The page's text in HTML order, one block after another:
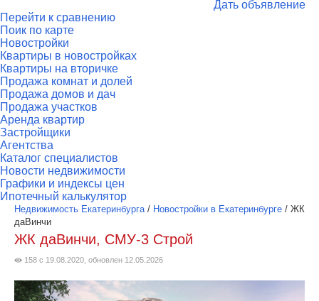
Дать объявление
Перейти к сравнению
Поик по карте
Новостройки
Квартиры в новостройках
Квартиры на вторичке
Продажа комнат и долей
Продажа домов и дач
Продажа участков
Аренда квартир
Застройщики
Агентства
Каталог специалистов
Новости недвижимости
Графики и индексы цен
Ипотечный калькулятор
Недвижимость Екатеринбурга/ Новостройки в Екатеринбурге / ЖК
даВинчи
ЖК даВинчи, СМУ-3 Строй
158 с 19.08.2020, обновлен 12.05.2026